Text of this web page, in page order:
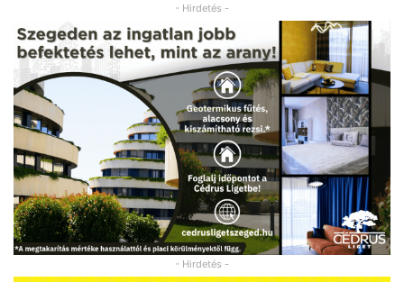
- Hirdetés -
- Hirdetés -